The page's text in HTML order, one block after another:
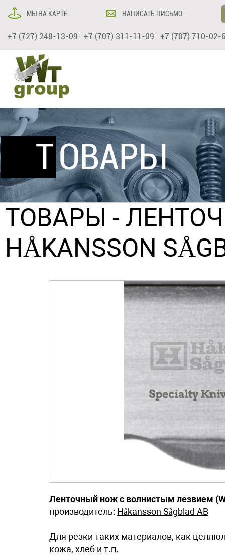
МЫ НА КАРТЕ НАПИСАТЬ ПИСЬМО
+7 (727) 248-13-09 +7 (707) 311-11-09 +7 (707) 710-02-
ТОВАРЫ
ТОВАРЫ -
HÅKANSSON
Ленточный нож с волнистым лезвием
производитель: Håkansson Sågblad AB
Для резки таких материалов, как
кожа, хлеб и т.п.